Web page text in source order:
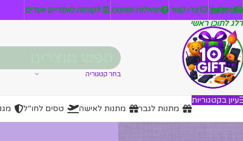
דלג לניווט
דלג לתוכן ראשי
ניזלטר צרו קשר שאלות נפוצות לקוחות מוסדיים וועדים
בחר קטגוריה
עיון בקטגוריות
מתנות לגבר
מתנות לאישה טסים לחו"ל